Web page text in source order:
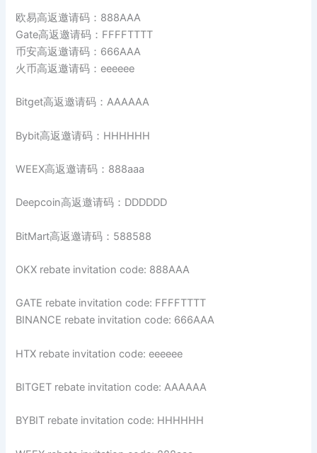
欧易高返邀请码：888AAA
Gate高返邀请码：FFFFTTTT
币安高返邀请码：666AAA
火币高返邀请码：eeeeee
Bitget高返邀请码：AAAAAA
Bybit高返邀请码：HHHHHH
WEEX高返邀请码：888aaa
Deepcoin高返邀请码：DDDDDD
BitMart高返邀请码：588588
OKX rebate invitation code: 888AAA
GATE rebate invitation code: FFFFTTTT
BINANCE rebate invitation code: 666AAA
HTX rebate invitation code: eeeeee
BITGET rebate invitation code: AAAAAA
BYBIT rebate invitation code: HHHHHH